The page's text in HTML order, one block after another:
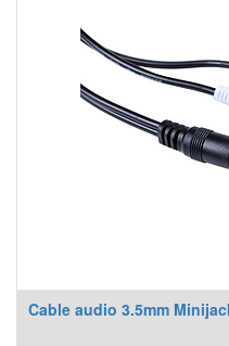
Cable audio 3.5mm